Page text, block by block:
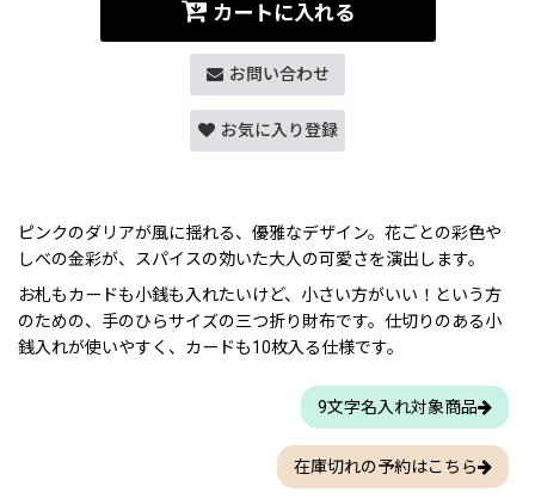
カートに入れる
お問い合わせ
お気に入り登録
ピンクのダリアが風に揺れる、優雅なデザイン。花ごとの彩色や
しべの金彩が、スパイスの効いた大人の可愛さを演出します。
お札もカードも小銭も入れたいけど、小さい方がいい！という方
のための、手のひらサイズの三つ折り財布です。仕切りのある小
銭入れが使いやすく、カードも10枚入る仕様です。
9文字名入れ対象商品
在庫切れの予約はこちら